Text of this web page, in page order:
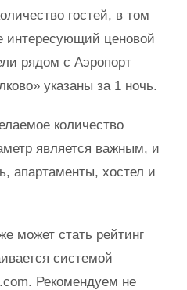
гостей, в том
интересующий ценовой
рядом с Аэропорт
указаны за 1 ночь.
количество
является важным, и
апартаменты, хостел и
может стать рейтинг
системой
Рекомендуем не